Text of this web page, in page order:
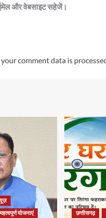
ईमेल और वेबसाइट सहेजें।
comment data is
महत्वपूर्ण योजनाएं छत्तीसगढ़